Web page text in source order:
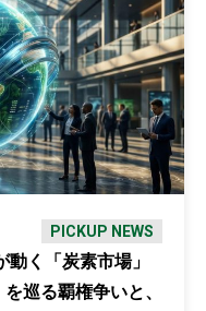
PICKUP NEWS
動く「炭素市場」
巡る覇権争いと、